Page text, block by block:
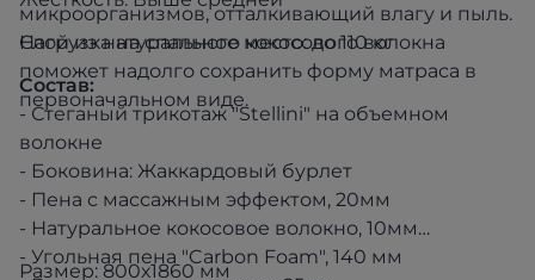
микроорганизмов, отталкивающий влагу и пыль.
Слой из натурального кокосового волокна
поможет надолго сохранить форму матраса в
первоначальном виде.
Нагрузка на спальное место: до 110 кг
Состав:
- Стеганый трикотаж "Stellini" на объемном
волокне
- Боковина: Жаккардовый бурлет
- Пена с массажным эффектом, 20мм
- Натуральное кокосовое волокно, 10мм
- Угольная пена "Carbon Foam", 140 мм
Размер: 800х1860 мм